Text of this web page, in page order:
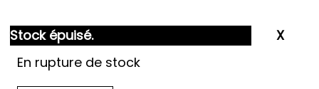
Stock épuisé.
En rupture de stock